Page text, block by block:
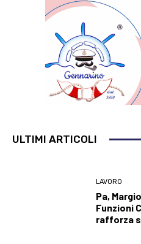
ULTIMI ARTICOLI
LAVORO
Pa,
Funzioni
rafforza